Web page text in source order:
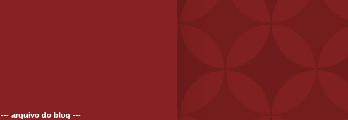
--- arquivo do blog ---